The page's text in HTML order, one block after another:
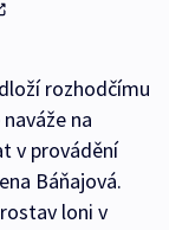
rozhodčímu
na
v provádění
Báňajová.
loni v